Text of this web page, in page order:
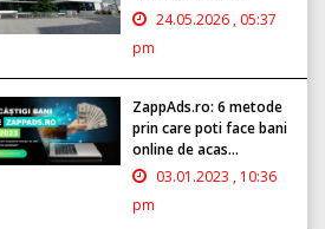
24.05.2026 , 05:37
pm
ZappAds.ro: 6 metode
prin care poti face bani
online de acas...
03.01.2023 , 10:36
pm